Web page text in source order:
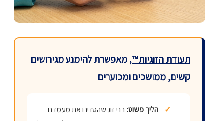
תעודת הזוגיות™, מאפשרת להימנע מגירושים
קשים, ממושכים ומכוערים
✓ הליך פשוט:בני זוג שהסדירו את מעמדם